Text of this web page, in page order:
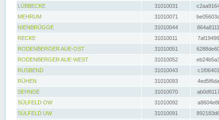
LÜBBECKE
31010031
MEHRUM
31010071
NIENBRÜGGE
31010044
RECKE
31010011
RODENBERGER AUE-OST
31010051
RODENBERGER AUE-WEST
31010052
RUSBEND
31010043
RÜHEN
31010093
SEHNDE
31010070
SÜLFELD OW
31010092
SÜLFELD UW
31010091